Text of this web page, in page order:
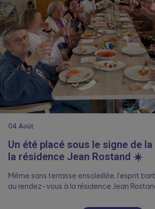
04 Août
Un été placé sous le signe de
la résidence Jean Rostand ☀️
Même sans terrasse ensoleillée, l’esprit
au rendez-vous à la résidence Jean